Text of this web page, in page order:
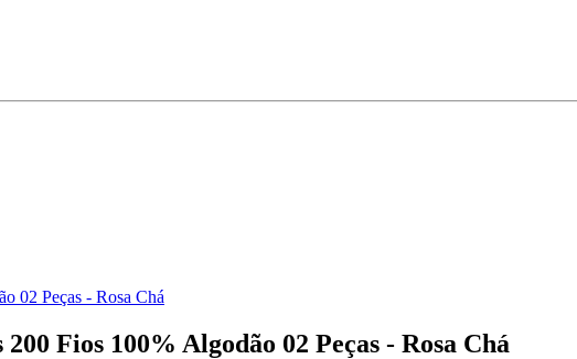
02 Peças - Rosa Chá
Fios 100% Algodão 02 Peças - Rosa Chá